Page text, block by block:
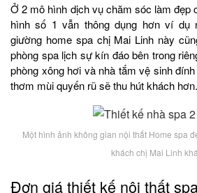
Ở 2 mô hình dịch vụ chăm sóc làm đẹp
hình số 1 vẫn thông dụng hơn ví dụ
giường home spa chị Mai Linh này
phòng spa lịch sự kín đáo bên trong
phòng xông hơi và nhà tắm vệ sinh
thơm mùi quyến rũ sẽ thu hút khách hơn.
Một hình ảnh không gian nội thất Home spa
khách chị Mai Linh
Đơn giá thiết kế nội thất